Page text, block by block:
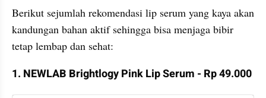
Berikut sejumlah rekomendasi lip serum yang kaya akan
kandungan bahan aktif sehingga bisa menjaga bibir
tetap lembap dan sehat:
1. NEWLAB Brightlogy Pink Lip Serum - Rp 49.000